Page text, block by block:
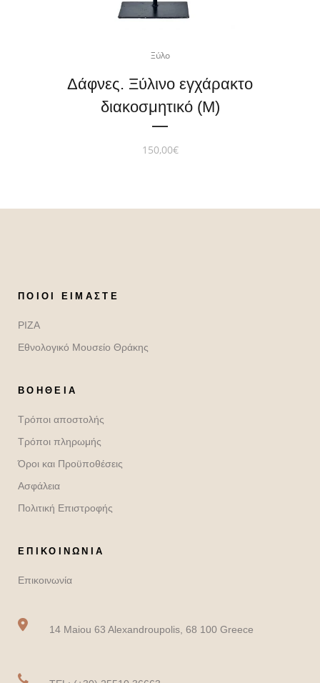
Ξύλο
Δάφνες. Ξύλινο εγχάρακτο
διακοσμητικό (M)
150,00€
ΠΟΙΟΙ ΕΊΜΑΣΤΕ
ΡΙΖΑ
Εθνολογικό Μουσείο Θράκης
ΒΟΉΘΕΙΑ
Τρόποι αποστολής
Τρόποι πληρωμής
Όροι και Προϋποθέσεις
Ασφάλεια
Πολιτική Επιστροφής
ΕΠΙΚΟΙΝΩΝΙΑ
Επικοινωνία
14 Maiou 63 Alexandroupolis, 68 100 Greece